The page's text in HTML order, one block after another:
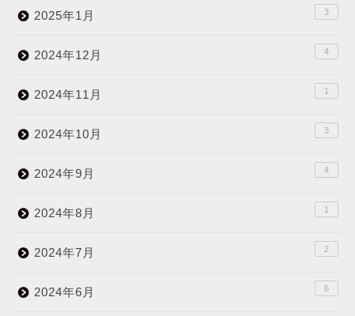
2025年1月 3
2024年12月 4
2024年11月 1
2024年10月 3
2024年9月 4
2024年8月 1
2024年7月 2
2024年6月 6